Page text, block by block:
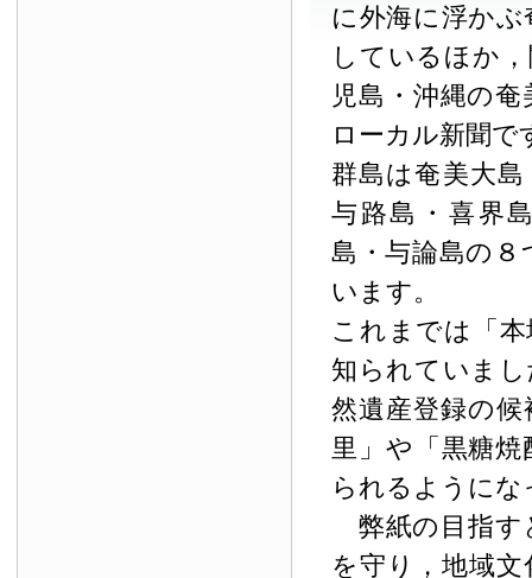
に外海に浮か
しているほか
児島・沖縄の
ローカル新聞で
群島は奄美大
与路島・喜界
島・与論島の
います。
これまでは「
知られていま
然遺産登録の
里」や「黒糖
られるように
弊紙の目指す
を守り，地域